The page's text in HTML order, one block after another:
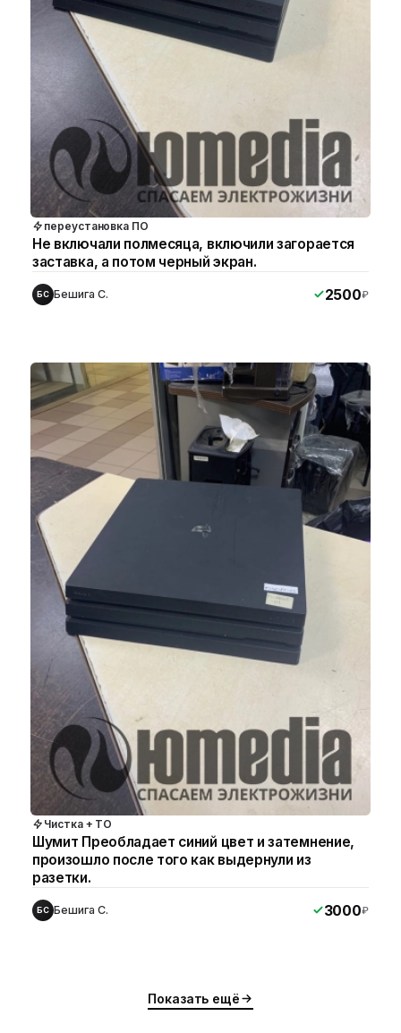
переустановка ПО
Не включали полмесяца, включили загорается
заставка, а потом черный экран.
БС Бешига С. 2500₽
Чистка + ТО
Шумит Преобладает синий цвет и затемнение,
произошло после того как выдернули из
разетки.
БС Бешига С. 3000₽
Показать ещё